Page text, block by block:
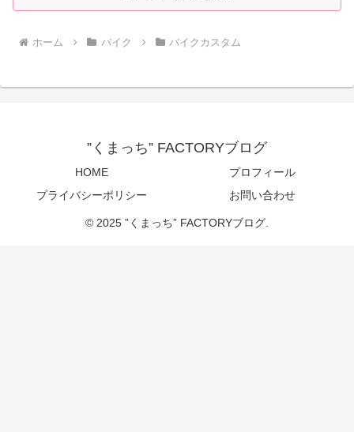
ホーム バイク バイクカスタム
”くまっち” FACTORYブログ
HOME
プロフィール
プライバシーポリシー
お問い合わせ
© 2025 ”くまっち” FACTORYブログ.